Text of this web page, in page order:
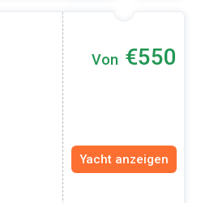
Von €550
Yacht anzeigen